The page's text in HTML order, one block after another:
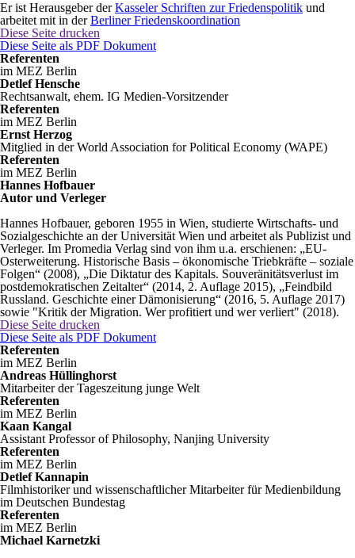
Er ist Herausgeber derKasseler Schriften zur Friedenspolitik und
arbeitet mit in derBerliner Friedenskoordination
Diese Seite drucken
Diese Seite als PDF Dokument
Referenten
im MEZ Berlin
Detlef Hensche
Rechtsanwalt, ehem. IG Medien-Vorsitzender
Referenten
im MEZ Berlin
Ernst Herzog
Mitglied in der World Association for Political Economy (WAPE)
Referenten
im MEZ Berlin
Hannes Hofbauer
Autor und Verleger
Hannes Hofbauer, geboren 1955 in Wien, studierte Wirtschafts- und
Sozialgeschichte an der Universität Wien und arbeitet als Publizist und
Verleger. Im Promedia Verlag sind von ihm u.a. erschienen: „EU-
Osterweiterung. Historische Basis – ökonomische Triebkräfte – soziale
Folgen“ (2008), „Die Diktatur des Kapitals. Souveränitätsverlust im
postdemokratischen Zeitalter“ (2014, 2. Auflage 2015), „Feindbild
Russland. Geschichte einer Dämonisierung“ (2016, 5. Auflage 2017)
sowie "Kritik der Migration. Wer profitiert und wer verliert" (2018).
Diese Seite drucken
Diese Seite als PDF Dokument
Referenten
im MEZ Berlin
Andreas Hüllinghorst
Mitarbeiter der Tageszeitung junge Welt
Referenten
im MEZ Berlin
Kaan Kangal
Assistant Professor of Philosophy, Nanjing University
Referenten
im MEZ Berlin
Detlef Kannapin
Filmhistoriker und wissenschaftlicher Mitarbeiter für Medienbildung
im Deutschen Bundestag
Referenten
im MEZ Berlin
Michael Karnetzki